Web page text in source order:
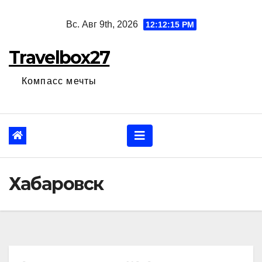
Вс. Авг 9th, 2026 12:12:16 PM
Travelbox27
Компасс мечты
Хабаровск